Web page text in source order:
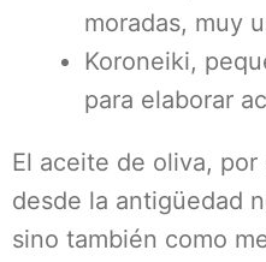
moradas, muy
Koroneiki,
para elaborar
El aceite de oliva,
desde la antigüedad
sino también como